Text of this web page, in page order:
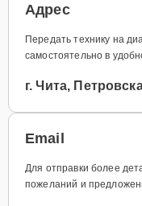
Адрес
Передать технику на
самостоятельно в
г. Чита,
Email
Для отправки более
пожеланий и